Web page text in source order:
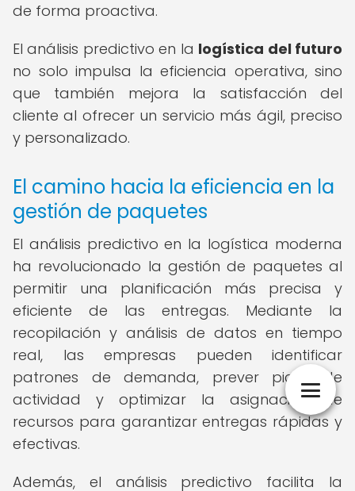
de forma proactiva.
El análisis predictivo en la logística del futuro
no solo impulsa la eficiencia operativa, sino
que también mejora la satisfacción del
cliente al ofrecer un servicio más ágil, preciso
y personalizado.
El camino hacia la eficiencia en la
gestión de paquetes
El análisis predictivo en la logística moderna
ha revolucionado la gestión de paquetes al
permitir una planificación más precisa y
eficiente de las entregas. Mediante la
recopilación y análisis de datos en tiempo
real, las empresas pueden identificar
patrones de demanda, prever picos de
actividad y optimizar la asignación de
recursos para garantizar entregas rápidas y
efectivas.
Además, el análisis predictivo facilita la